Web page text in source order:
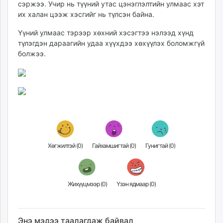
ikon.mn
Livetv.mn
Eguur.mn
24tsag.mn
shuud.mn
ergelt.mn
shudarga.mn
shuurhai.mn
сэржээ. Учир нь түүний утас цэнэглэлтийн улмаас хэт
их халан цээж хэсгийг нь түлсэн байна.
Үүний улмаас тэрээр хөхний хэсэгтээ нэлээд хүнд
түлэгдэн дараагийн удаа хүүхдээ хөхүүлэх боломжгүй
болжээ.
Хөгжилтэй (0) Гайхамшигтай (0) Гунигтай (0)
Жихүүцмээр (0) Үзэн ядмаар (0)
Энэ мэдээ таалагдаж байвал